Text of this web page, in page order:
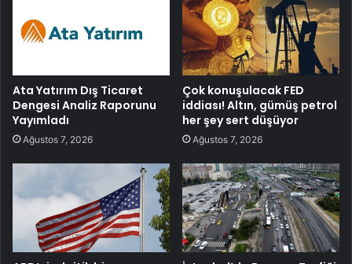
Ata Yatırım Dış Ticaret
Dengesi Analiz Raporunu
Yayımladı
Ağustos 7, 2026
Çok konuşulacak FED
iddiası! Altın, gümüş petrol
her şey sert düşüyor
Ağustos 7, 2026